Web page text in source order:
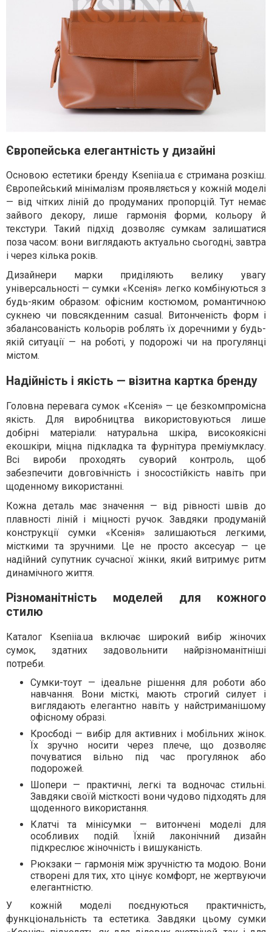
Європейська елегантність у дизайні
Основою естетики бренду Kseniia.ua є стримана розкіш.
Європейський мінімалізм проявляється у кожній моделі
— від чітких ліній до продуманих пропорцій. Тут немає
зайвого декору, лише гармонія форми, кольору й
текстури. Такий підхід дозволяє сумкам залишатися
поза часом: вони виглядають актуально сьогодні, завтра
і через кілька років.
Дизайнери марки приділяють велику увагу
універсальності — сумки «Ксенія» легко комбінуються з
будь-яким образом: офісним костюмом, романтичною
сукнею чи повсякденним casual. Витонченість форм і
збалансованість кольорів роблять їх доречними у будь-
якій ситуації — на роботі, у подорожі чи на прогулянці
містом.
Надійність і якість — візитна картка бренду
Головна перевага сумок «Ксенія» — це безкомпромісна
якість. Для виробництва використовуються лише
добірні матеріали: натуральна шкіра, високоякісні
екошкіри, міцна підкладка та фурнітура преміумкласу.
Всі вироби проходять суворий контроль, щоб
забезпечити довговічність і зносостійкість навіть при
щоденному використанні.
Кожна деталь має значення — від рівності швів до
плавності ліній і міцності ручок. Завдяки продуманій
конструкції сумки «Ксенія» залишаються легкими,
місткими та зручними. Це не просто аксесуар — це
надійний супутник сучасної жінки, який витримує ритм
динамічного життя.
Різноманітність моделей для кожного
стилю
Каталог Kseniia.ua включає широкий вибір жіночих
сумок, здатних задовольнити найрізноманітніші
потреби.
Сумки-тоут — ідеальне рішення для роботи або
навчання. Вони місткі, мають строгий силует і
виглядають елегантно навіть у найстриманішому
офісному образі.
Кросбоді — вибір для активних і мобільних жінок.
Їх зручно носити через плече, що дозволяє
почуватися вільно під час прогулянок або
подорожей.
Шопери — практичні, легкі та водночас стильні.
Завдяки своїй місткості вони чудово підходять для
щоденного використання.
Клатчі та мінісумки — витончені моделі для
особливих подій. Їхній лаконічний дизайн
підкреслює жіночність і вишуканість.
Рюкзаки — гармонія між зручністю та модою. Вони
створені для тих, хто цінує комфорт, не жертвуючи
елегантністю.
У кожній моделі поєднуються практичність,
функціональність та естетика. Завдяки цьому сумки